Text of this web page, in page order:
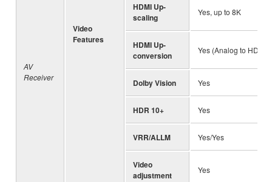
AV
Receiver
Video
Features
HDMI Up-
scaling
Yes, up to 8K
HDMI Up-
conversion
Yes (Analog to HDMI)
Dolby Vision Yes
HDR 10+ Yes
VRR/ALLM Yes/Yes
Video
adjustment
Yes